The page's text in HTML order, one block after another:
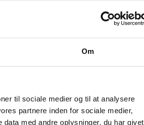
Om
til sociale medier og til at analysere
partnere inden for sociale medier,
med andre oplysninger, du har givet